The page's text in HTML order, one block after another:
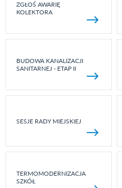
ZGŁOŚ AWARIĘ
KOLEKTORA
BUDOWA KANALIZACJI
SANITARNEJ - ETAP II
SESJE RADY MIEJSKIEJ
TERMOMODERNIZACJA
SZKÓŁ